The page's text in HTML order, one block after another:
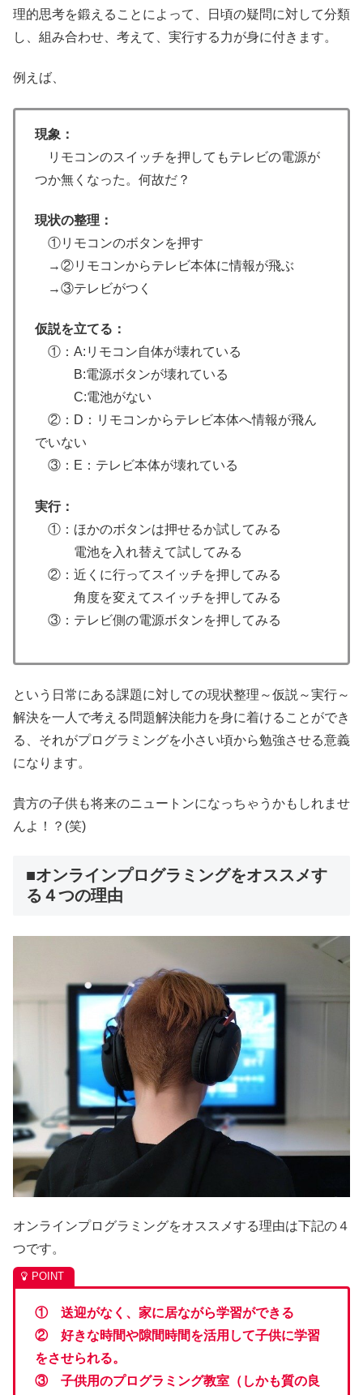
理的思考を鍛えることによって、日頃の疑問に対して分類
し、組み合わせ、考えて、実行する力が身に付きます。
例えば、
現象：
リモコンのスイッチを押してもテレビの電源が
つか無くなった。何故だ？
現状の整理：
①リモコンのボタンを押す
→②リモコンからテレビ本体に情報が飛ぶ
→③テレビがつく
仮説を立てる：
①：A:リモコン自体が壊れている
B:電源ボタンが壊れている
C:電池がない
②：D：リモコンからテレビ本体へ情報が飛ん
でいない
③：E：テレビ本体が壊れている
実行：
①：ほかのボタンは押せるか試してみる
電池を入れ替えて試してみる
②：近くに行ってスイッチを押してみる
角度を変えてスイッチを押してみる
③：テレビ側の電源ボタンを押してみる
という日常にある課題に対しての現状整理～仮説～実行～
解決を一人で考える問題解決能力を身に着けることができ
る、それがプログラミングを小さい頃から勉強させる意義
になります。
貴方の子供も将来のニュートンになっちゃうかもしれませ
んよ！？(笑)
■オンラインプログラミングをオススメす
る４つの理由
オンラインプログラミングをオススメする理由は下記の４
つです。
① 送迎がなく、家に居ながら学習ができる
② 好きな時間や隙間時間を活用して子供に学習
をさせられる。
③ 子供用のプログラミング教室（しかも質の良